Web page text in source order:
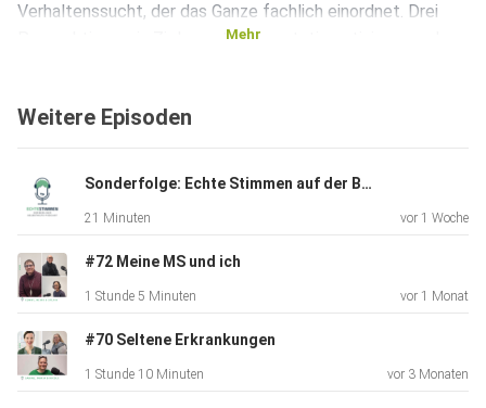
Verhaltenssucht, der das Ganze fachlich einordnet. Drei
Perspektiven, ein Ziel: verstehen, entstigmatisieren und
Mehr
Weitere Episoden
Sonderfolge: Echte Stimmen auf der Bühne zum Berliner Selbsthilfetag
21 Minuten vor 1 Woche
#72 Meine MS und ich
1 Stunde 5 Minuten vor 1 Monat
#70 Seltene Erkrankungen
1 Stunde 10 Minuten vor 3 Monaten